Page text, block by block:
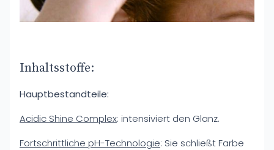
Inhaltsstoffe:
Hauptbestandteile:
Acidic Shine Complex: intensiviert den Glanz.
Fortschrittliche pH-Technologie: Sie schließt Farbe